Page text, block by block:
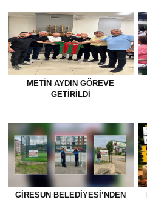
METİN AYDIN GÖREVE
GETİRİLDİ
GİRESUN BELEDİYESİ’NDEN